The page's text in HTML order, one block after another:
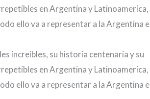
en Argentina y Latinoamerica,
ello va a representar a la Argentina
increíbles, su historia centenaria y su
en Argentina y Latinoamerica,
ello va a representar a la Argentina